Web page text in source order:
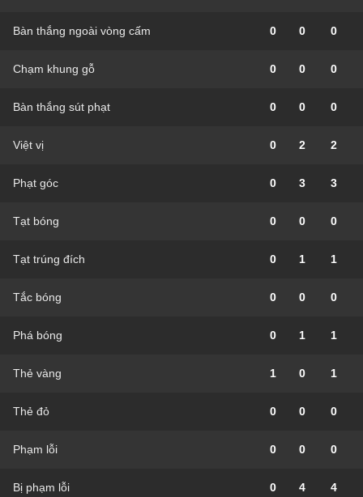
Bàn thắng ngoài vòng cấm 0 0 0
Chạm khung gỗ 0 0 0
Bàn thắng sút phạt 0 0 0
Việt vị 0 2 2
Phạt góc 0 3 3
Tạt bóng 0 0 0
Tạt trúng đích 0 1 1
Tắc bóng 0 0 0
Phá bóng 0 1 1
Thẻ vàng 1 0 1
Thẻ đỏ 0 0 0
Phạm lỗi 0 0 0
Bị phạm lỗi 0 4 4